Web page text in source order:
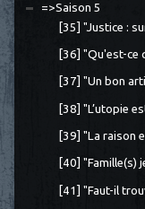
=>Saison 5
[35] "Justice :
[36] "Qu'est-ce
[37] "Un bon
[38] "L’utopie
[39] "La raison
[40] "Famille(s)
[41] "Faut-il